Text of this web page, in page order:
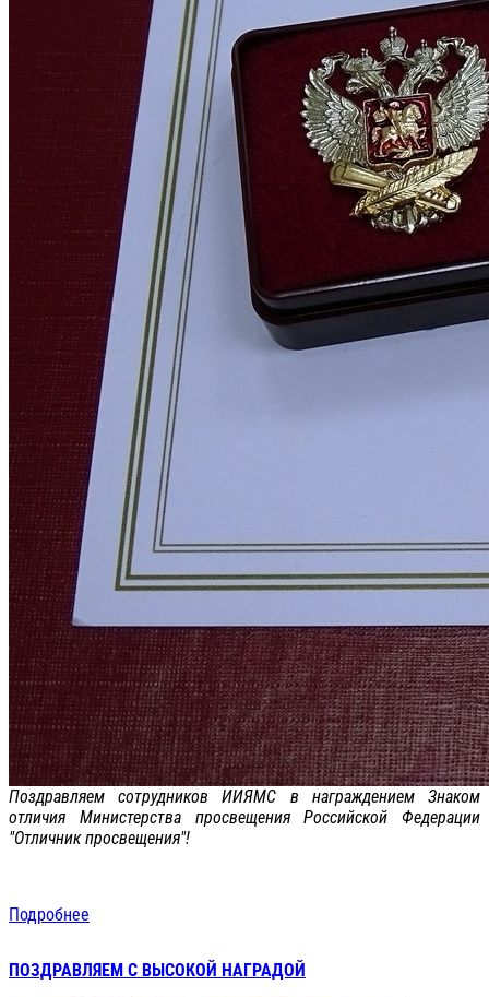
Поздравляем сотрудников ИИЯМС в награждением Знаком
отличия Министерства просвещения Российской Федерации
"Отличник просвещения"!
Подробнее
ПОЗДРАВЛЯЕМ С ВЫСОКОЙ НАГРАДОЙ